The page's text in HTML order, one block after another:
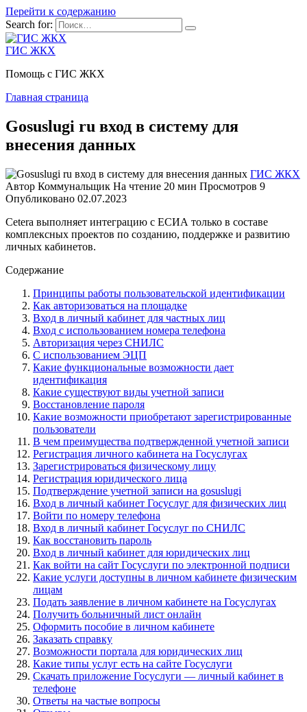
Перейти к содержанию
Search for:
ГИС ЖКХ
Помощь с ГИС ЖКХ
Главная страница
Gosuslugi ru вход в систему для
внесения данных
ГИС ЖКХ
Автор Коммунальщик На чтение 20 мин Просмотров 9
Опубликовано 02.07.2023
Cetera выполняет интеграцию с ЕСИА только в составе
комплексных проектов по созданию, поддержке и развитию
личных кабинетов.
Содержание
Принципы работы пользовательской идентификации
Как авторизоваться на площадке
Вход в личный кабинет для частных лиц
Вход с использованием номера телефона
Авторизация через СНИЛС
С использованием ЭЦП
Какие функциональные возможности дает
идентификация
Какие существуют виды учетной записи
Восстановление пароля
Какие возможности приобретают зарегистрированные
пользователи
В чем преимущества подтвержденной учетной записи
Регистрация личного кабинета на Госуслугах
Зарегистрироваться физическому лицу
Регистрация юридического лица
Подтверждение учетной записи на gosuslugi
Вход в личный кабинет Госуслуг для физических лиц
Войти по номеру телефона
Вход в личный кабинет Госуслуг по СНИЛС
Как восстановить пароль
Вход в личный кабинет для юридических лиц
Как войти на сайт Госуслуги по электронной подписи
Какие услуги доступны в личном кабинете физическим
лицам
Подать заявление в личном кабинете на Госуслугах
Получить больничный лист онлайн
Оформить пособие в личном кабинете
Заказать справку
Возможности портала для юридических лиц
Какие типы услуг есть на сайте Госуслуги
Скачать приложение Госуслуги — личный кабинет в
телефоне
Ответы на частые вопросы